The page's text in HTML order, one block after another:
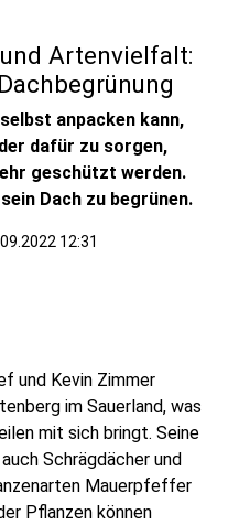
Artenvielfalt:
anpacken kann,
dafür zu sorgen,
geschützt werden.
Dach zu begrünen.
12:31
und Kevin Zimmer
im Sauerland, was
mit sich bringt. Seine
Schrägdächer und
Mauerpfeffer
Pflanzen können